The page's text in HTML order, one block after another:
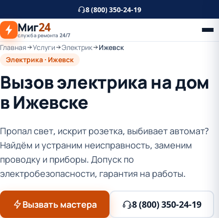
основному
контенту
8 (800) 350-24-19
Миг24
служба ремонта 24/7
Главная Услуги Электрик
Ижевск
Электрика · Ижевск
Вызов электрика на дом
в Ижевске
Пропал свет, искрит розетка, выбивает автомат?
Найдём и устраним неисправность, заменим
проводку и приборы. Допуск по
электробезопасности, гарантия на работы.
Вызвать мастера 8 (800) 350-24-19